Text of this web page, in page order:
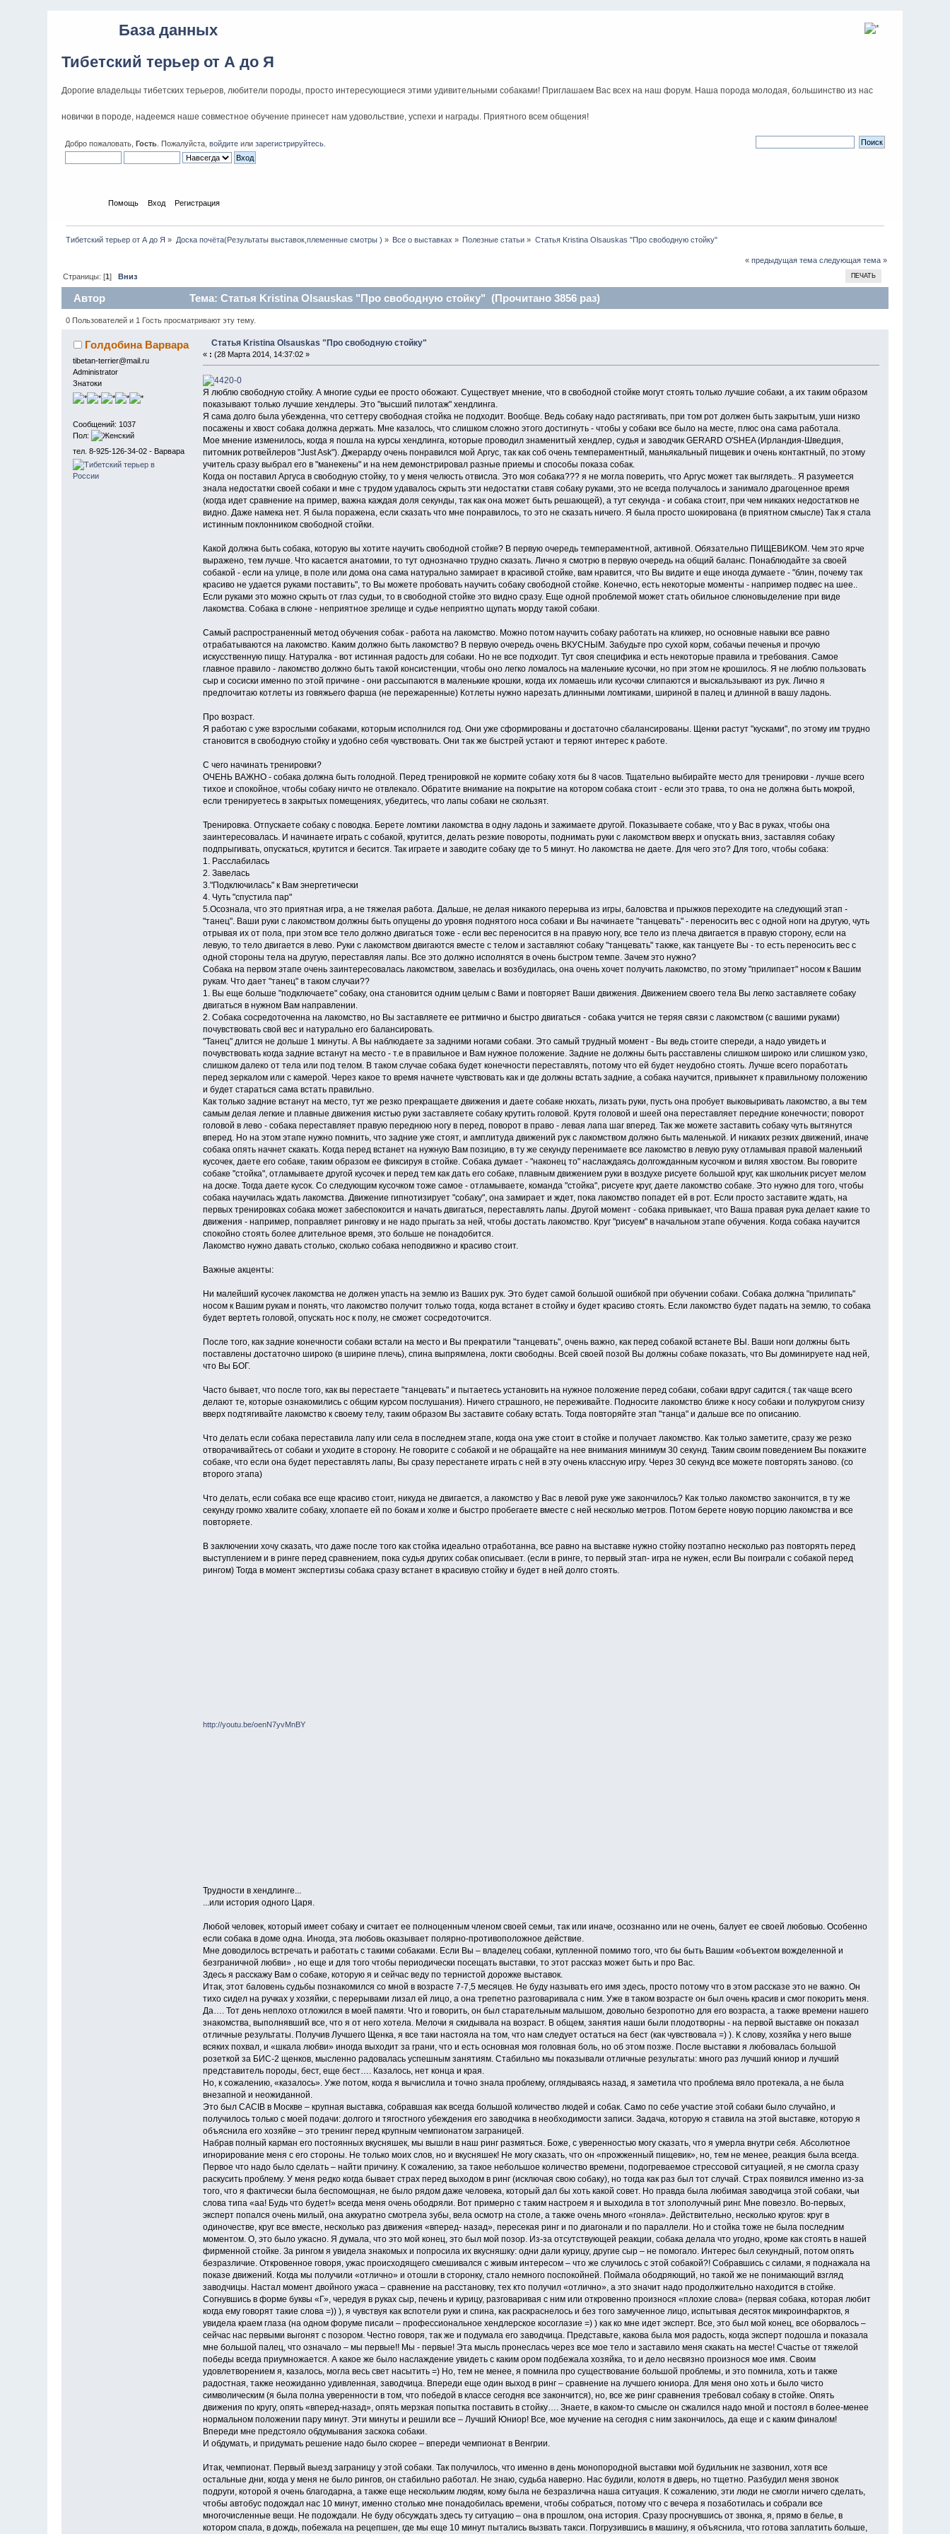
База данных
Тибетский терьер от А до Я
Дорогие владельцы тибетских терьеров, любители породы, просто интересующиеся этими удивительными собаками! Приглашаем Вас всех на наш форум. Наша порода молодая, большинство из нас
новички в породе, надеемся наше совместное обучение принесет нам удовольствие, успехи и награды. Приятного всем общения!
Добро пожаловать,Гость . Пожалуйста,войдите илизарегистрируйтесь
Помощь Вход Регистрация
Тибетский терьер от А до Я » Доска почёта(Результаты выставок,племенные смотры ) » Все о выставках » Полезные статьи » Статья Kristina Olsauskas "Про свободную стойку"
« предыдущая тема следующая тема »
ПЕЧАТЬ
Страницы: [1]Вниз
Автор Тема: Статья Kristina Olsauskas "Про свободную стойку" (Прочитано 3856 раз)
0 Пользователей и 1 Гость просматривают эту тему.
Голдобина Варвара
tibetan-terrier@mail.ru
Administrator
Знатоки
Сообщений: 1037
Пол:
тел. 8-925-126-34-02 - Варвара
Статья Kristina Olsauskas "Про свободную стойку"
« : (28 Марта 2014, 14:37:02 »
Я люблю свободную стойку. А многие судьи ее просто обожают. Существует мнение, что в свободной стойке могут стоять только лучшие собаки, а их таким образом
показывают только лучшие хендлеры. Это "высший пилотаж" хендлинга.
Я сама долго была убежденна, что сеттеру свободная стойка не подходит. Вообще. Ведь собаку надо растягивать, при том рот должен быть закрытым, уши низко
посажены и хвост собака должна держать. Мне казалось, что слишком сложно этого достигнуть - чтобы у собаки все было на месте, плюс она сама работала.
Мое мнение изменилось, когда я пошла на курсы хендлинга, которые проводил знаменитый хендлер, судья и заводчик GERARD O'SHEA (Ирландия-Шведция,
питомник ротвейлеров "Just Ask"). Джерарду очень понравился мой Аргус, так как соб очень темпераментный, маньякальный пищевик и очень контактный, по этому
учитель сразу выбрал его в "манекены" и на нем демонстрировал разные приемы и способы показа собак.
Когда он поставил Аргуса в свободную стойку, то у меня челюсть отвисла. Это моя собака??? я не могла поверить, что Аргус может так выглядеть.. Я разумеется
знала недостатки своей собаки и мне с трудом удавалось скрыть эти недостатки ставя собаку руками, это не всегда получалось и занимало драгоценное время
(когда идет сравнение на пример, важна каждая доля секунды, так как она может быть решающей), а тут секунда - и собака стоит, при чем никаких недостатков не
видно. Даже намека нет. Я была поражена, если сказать что мне понравилось, то это не сказать ничего. Я была просто шокирована (в приятном смысле) Так я стала
истинным поклонником свободной стойки.
Какой должна быть собака, которую вы хотите научить свободной стойке? В первую очередь темпераментной, активной. Обязательно ПИЩЕВИКОМ. Чем это ярче
выражено, тем лучше. Что касается анатомии, то тут однозначно трудно сказать. Лично я смотрю в первую очередь на общий баланс. Понаблюдайте за своей
собакой - если на улице, в поле или дома она сама натурально замирает в красивой стойке, вам нравится, что Вы видите и еще иногда думаете - "блин, почему так
красиво не удается руками поставить", то Вы можете пробовать научить собаку свободной стойке. Конечно, есть некоторые моменты - например подвес на шее..
Если руками это можно скрыть от глаз судьи, то в свободной стойке это видно сразу. Еще одной проблемой может стать обильное слюновыделение при виде
лакомства. Собака в слюне - неприятное зрелище и судье неприятно щупать морду такой собаки.
Самый распространенный метод обучения собак - работа на лакомство. Можно потом научить собаку работать на кликкер, но основные навыки все равно
отрабатываются на лакомство. Каким должно быть лакомство? В первую очередь очень ВКУСНЫМ. Забудьте про сухой корм, собачьи печенья и прочую
искусственную пищу. Натуралка - вот истинная радость для собаки. Но не все подходит. Тут своя специфика и есть некоторые правила и требования. Самое
главное правило - лакомство должно быть такой консистенции, чтобы оно легко ломалось на маленькие кусочки, но при этом не крошилось. Я не люблю пользовать
сыр и сосиски именно по этой причине - они рассыпаются в маленькие крошки, когда их ломаешь или кусочки слипаются и выскальзывают из рук. Лично я
предпочитаю котлеты из говяжьего фарша (не пережаренные) Котлеты нужно нарезать длинными ломтиками, шириной в палец и длинной в вашу ладонь.
Про возраст.
Я работаю с уже взрослыми собаками, которым исполнился год. Они уже сформированы и достаточно сбалансированы. Щенки растут "кусками", по этому им трудно
становится в свободную стойку и удобно себя чувствовать. Они так же быстрей устают и теряют интерес к работе.
С чего начинать тренировки?
ОЧЕНЬ ВАЖНО - собака должна быть голодной. Перед тренировкой не кормите собаку хотя бы 8 часов. Тщательно выбирайте место для тренировки - лучше всего
тихое и спокойное, чтобы собаку ничто не отвлекало. Обратите внимание на покрытие на котором собака стоит - если это трава, то она не должна быть мокрой,
если тренируетесь в закрытых помещениях, убедитесь, что лапы собаки не скользят.
Тренировка. Отпускаете собаку с поводка. Берете ломтики лакомства в одну ладонь и зажимаете другой. Показываете собаке, что у Вас в руках, чтобы она
заинтересовалась. И начинаете играть с собакой, крутится, делать резкие повороты, поднимать руки с лакомством вверх и опускать вниз, заставляя собаку
подпрыгивать, опускаться, крутится и бесится. Так играете и заводите собаку где то 5 минут. Но лакомства не даете. Для чего это? Для того, чтобы собака:
1. Расслабилась
2. Завелась
3."Подключилась" к Вам энергетически
4. Чуть "спустила пар"
5.Осознала, что это приятная игра, а не тяжелая работа. Дальше, не делая никакого перерыва из игры, баловства и прыжков переходите на следующий этап -
"танец". Ваши руки с лакомством должны быть опущены до уровня поднятого носа собаки и Вы начинаете "танцевать" - переносить вес с одной ноги на другую, чуть
отрывая их от пола, при этом все тело должно двигаться тоже - если вес переносится в на правую ногу, все тело из плеча двигается в правую сторону, если на
левую, то тело двигается в лево. Руки с лакомством двигаются вместе с телом и заставляют собаку "танцевать" также, как танцуете Вы - то есть переносить вес с
одной стороны тела на другую, переставляя лапы. Все это должно исполнятся в очень быстром темпе. Зачем это нужно?
Собака на первом этапе очень заинтересовалась лакомством, завелась и возбудилась, она очень хочет получить лакомство, по этому "прилипает" носом к Вашим
рукам. Что дает "танец" в таком случаи??
1. Вы еще больше "подключаете" собаку, она становится одним целым с Вами и повторяет Ваши движения. Движением своего тела Вы легко заставляете собаку
двигаться в нужном Вам направлении.
2. Собака сосредоточенна на лакомство, но Вы заставляете ее ритмично и быстро двигаться - собака учится не теряя связи с лакомством (с вашими руками)
почувствовать свой вес и натурально его балансировать.
"Танец" длится не дольше 1 минуты. А Вы наблюдаете за задними ногами собаки. Это самый трудный момент - Вы ведь стоите спереди, а надо увидеть и
почувствовать когда задние встанут на место - т.е в правильное и Вам нужное положение. Задние не должны быть расставлены слишком широко или слишком узко,
слишком далеко от тела или под телом. В таком случае собака будет конечности переставлять, потому что ей будет неудобно стоять. Лучше всего поработать
перед зеркалом или с камерой. Через какое то время начнете чувствовать как и где должны встать задние, а собака научится, привыкнет к правильному положению
и будет стараться сама встать правильно.
Как только задние встанут на место, тут же резко прекращаете движения и даете собаке нюхать, лизать руки, пусть она пробует выковыривать лакомство, а вы тем
самым делая легкие и плавные движения кистью руки заставляете собаку крутить головой. Крутя головой и шеей она переставляет передние конечности; поворот
головой в лево - собака переставляет правую переднюю ногу в перед, поворот в право - левая лапа шаг вперед. Так же можете заставить собаку чуть вытянутся
вперед. Но на этом этапе нужно помнить, что задние уже стоят, и амплитуда движений рук с лакомством должно быть маленькой. И никаких резких движений, иначе
собака опять начнет скакать. Когда перед встанет на нужную Вам позицию, в ту же секунду перенимаете все лакомство в левую руку отламывая правой маленький
кусочек, даете его собаке, таким образом ее фиксируя в стойке. Собака думает - "наконец то" наслаждаясь долгожданным кусочком и виляя хвостом. Вы говорите
собаке "стойка", отламываете другой кусочек и перед тем как дать его собаке, плавным движением руки в воздухе рисуете большой круг, как школьник рисует мелом
на доске. Тогда даете кусок. Со следующим кусочком тоже самое - отламываете, команда "стойка", рисуете круг, даете лакомство собаке. Это нужно для того, чтобы
собака научилась ждать лакомства. Движение гипнотизирует "собаку", она замирает и ждет, пока лакомство попадет ей в рот. Если просто заставите ждать, на
первых тренировках собака может забеспокоится и начать двигаться, переставлять лапы. Другой момент - собака привыкает, что Ваша правая рука делает какие то
движения - например, поправляет ринговку и не надо прыгать за ней, чтобы достать лакомство. Круг "рисуем" в начальном этапе обучения. Когда собака научится
спокойно стоять более длительное время, это больше не понадобится.
Лакомство нужно давать столько, сколько собака неподвижно и красиво стоит.
Важные акценты:
Ни малейший кусочек лакомства не должен упасть на землю из Ваших рук. Это будет самой большой ошибкой при обучении собаки. Собака должна "прилипать"
носом к Вашим рукам и понять, что лакомство получит только тогда, когда встанет в стойку и будет красиво стоять. Если лакомство будет падать на землю, то собака
будет вертеть головой, опускать нос к полу, не сможет сосредоточится.
После того, как задние конечности собаки встали на место и Вы прекратили "танцевать", очень важно, как перед собакой встанете ВЫ. Ваши ноги должны быть
поставлены достаточно широко (в ширине плечь), спина выпрямлена, локти свободны. Всей своей позой Вы должны собаке показать, что Вы доминируете над ней,
что Вы БОГ.
Часто бывает, что после того, как вы перестаете "танцевать" и пытаетесь установить на нужное положение перед собаки, собаки вдруг садится.( так чаще всего
делают те, которые ознакомились с общим курсом послушания). Ничего страшного, не переживайте. Подносите лакомство ближе к носу собаки и полукругом снизу
вверх подтягивайте лакомство к своему телу, таким образом Вы заставите собаку встать. Тогда повторяйте этап "танца" и дальше все по описанию.
Что делать если собака переставила лапу или села в последнем этапе, когда она уже стоит в стойке и получает лакомство. Как только заметите, сразу же резко
отворачивайтесь от собаки и уходите в сторону. Не говорите с собакой и не обращайте на нее внимания минимум 30 секунд. Таким своим поведением Вы покажите
собаке, что если она будет переставлять лапы, Вы сразу перестанете играть с ней в эту очень классную игру. Через 30 секунд все можете повторять заново. (со
второго этапа)
Что делать, если собака все еще красиво стоит, никуда не двигается, а лакомство у Вас в левой руке уже закончилось? Как только лакомство закончится, в ту же
секунду громко хвалите собаку, хлопаете ей по бокам и холке и быстро пробегаете вместе с ней несколько метров. Потом берете новую порцию лакомства и все
повторяете.
В заключении хочу сказать, что даже после того как стойка идеально отработанна, все равно на выставке нужно стойку поэтапно несколько раз повторять перед
выступлением и в ринге перед сравнением, пока судья других собак описывает. (если в ринге, то первый этап- игра не нужен, если Вы поиграли с собакой перед
рингом) Тогда в момент экспертизы собака сразу встанет в красивую стойку и будет в ней долго стоять.
http://youtu.be/oenN7yvMnBY
Трудности в хендлинге...
...или история одного Царя.
Любой человек, который имеет собаку и считает ее полноценным членом своей семьи, так или иначе, осознанно или не очень, балует ее своей любовью. Особенно
если собака в доме одна. Иногда, эта любовь оказывает полярно-противоположное действие.
Мне доводилось встречать и работать с такими собаками. Если Вы – владелец собаки, купленной помимо того, что бы быть Вашим «объектом вожделенной и
безграничной любви» , но еще и для того чтобы периодически посещать выставки, то этот рассказ может быть и про Вас.
Здесь я расскажу Вам о собаке, которую я и сейчас веду по тернистой дорожке выставок.
Итак, этот баловень судьбы познакомился со мной в возрасте 7-7,5 месяцев. Не буду называть его имя здесь, просто потому что в этом рассказе это не важно. Он
тихо сидел на ручках у хозяйки, с перерывами лизал ей лицо, а она трепетно разговаривала с ним. Уже в таком возрасте он был очень красив и смог покорить меня.
Да…. Тот день неплохо отложился в моей памяти. Что и говорить, он был старательным малышом, довольно безропотно для его возраста, а также времени нашего
знакомства, выполнявший все, что я от него хотела. Мелочи я скидывала на возраст. В общем, занятия наши были плодотворны - на первой выставке он показал
отличные результаты. Получив Лучшего Щенка, я все таки настояла на том, что нам следует остаться на бест (как чувствовала =) ). К слову, хозяйка у него выше
всяких похвал, и «шкала любви» иногда выходит за грани, что и есть основная моя головная боль, но об этом позже. После выставки я любовалась большой
розеткой за БИС-2 щенков, мысленно радовалась успешным занятиям. Стабильно мы показывали отличные результаты: много раз лучший юниор и лучший
представитель породы, бест, еще бест…. Казалось, нет конца и края.
Но, к сожалению, «казалось». Уже потом, когда я вычислила и точно знала проблему, оглядываясь назад, я заметила что проблема вяло протекала, а не была
внезапной и неожиданной.
Это был CACIB в Москве – крупная выставка, собравшая как всегда большой количество людей и собак. Само по себе участие этой собаки было случайно, и
получилось только с моей подачи: долгого и тягостного убеждения его заводчика в необходимости записи. Задача, которую я ставила на этой выставке, которую я
объяснила его хозяйке – это тренинг перед крупным чемпионатом заграницей.
Набрав полный карман его постоянных вкусняшек, мы вышли в наш ринг размяться. Боже, с уверенностью могу сказать, что я умерла внутри себя. Абсолютное
игнорирование меня с его стороны. Не только моих слов, но и вкусняшек! Не могу сказать, что он «прожженный пищевик», но, тем не менее, реакция была всегда.
Первое что надо было сделать – найти причину. К сожалению, за такое небольшое количество времени, подогреваемое стрессовой ситуацией, я не смогла сразу
раскусить проблему. У меня редко когда бывает страх перед выходом в ринг (исключая свою собаку), но тогда как раз был тот случай. Страх появился именно из-за
того, что я фактически была беспомощная, не было рядом даже человека, который дал бы хоть какой совет. Но правда была любимая заводчица этой собаки, чьи
слова типа «аа! Будь что будет!» всегда меня очень ободряли. Вот примерно с таким настроем я и выходила в тот злополучный ринг. Мне повезло. Во-первых,
эксперт попался очень милый, она аккуратно смотрела зубы, вела осмотр на столе, а также очень много «гоняла». Действительно, несколько кругов: круг в
одиночестве, круг все вместе, несколько раз движения «вперед- назад», пересекая ринг и по диагонали и по параллели. Но и стойка тоже не была последним
моментом. О, это было ужасно. Я думала, что это мой конец, это был мой позор. Из-за отсутствующей реакции, собака делала что угодно, кроме как стоять в нашей
фирменной стойке. За рингом я увидела знакомых и попросила их вкусняшку: одни дали курицу, другие сыр – не помогало. Интерес был секундный, потом опять
безразличие. Откровенное говоря, ужас происходящего смешивался с живым интересом – что же случилось с этой собакой?! Собравшись с силами, я поднажала на
показе движений. Когда мы получили «отлично» и отошли в сторонку, стало немного поспокойней. Поймала ободряющий, но такой же не понимающий взгляд
заводчицы. Настал момент двойного ужаса – сравнение на расстановку, тех кто получил «отлично», а это значит надо продолжительно находится в стойке.
Согнувшись в форме буквы «Г», чередуя в руках сыр, печень и курицу, разговаривая с ним или откровенно произнося «плохие слова» (первая собака, которая любит
когда ему говорят такие слова =)) ), я чувствуя как вспотели руки и спина, как раскраснелось и без того замученное лицо, испытывая десяток микроинфарктов, я
увидела краем глаза (на одном форуме писали – профессиональное хендлерское косоглазие =) ) как ко мне идет эксперт. Все, это был мой конец, все оборвалось –
сейчас нас первыми выгонят с позором. Честно говоря, так же и подумала его заводчица. Представьте, какова была моя радость, когда эксперт подошла и показала
мне большой палец, что означало – мы первые!! Мы - первые! Эта мысль пронеслась через все мое тело и заставило меня скакать на месте! Счастье от тяжелой
победы всегда приумножается. А какое же было наслаждение увидеть с каким ором подбежала хозяйка, то и дело несвязно произнося мое имя. Своим
удовлетворением я, казалось, могла весь свет насытить =) Но, тем не менее, я помнила про существование большой проблемы, и это помнила, хоть и также
радостная, также неожиданно удивленная, заводчица. Впереди еще один выход в ринг – сравнение на лучшего юниора. Для меня оно хоть и было чисто
символическим (я была полна уверенности в том, что победой в классе сегодня все закончится), но, все же ринг сравнения требовал собаку в стойке. Опять
движения по кругу, опять «вперед-назад», опять мерзкая попытка поставить в стойку…. Знаете, в каком-то смысле он сжалился надо мной и постоял в более-менее
нормальном положении пару минут. Эти минуты и решили все – Лучший Юниор! Все, мое мучение на сегодня с ним закончилось, да еще и с каким финалом!
Впереди мне предстояло обдумывания заскока собаки.
И обдумать, и придумать решение надо было скорее – впереди чемпионат в Венгрии.
Итак, чемпионат. Первый выезд заграницу у этой собаки. Так получилось, что именно в день монопородной выставки мой будильник не зазвонил, хотя все
остальные дни, когда у меня не было рингов, он стабильно работал. Не знаю, судьба наверно. Нас будили, колотя в дверь, но тщетно. Разбудил меня звонок
подруги, которой я очень благодарна, а также еще нескольким людям, кому была не безразлична наша ситуация. К сожалению, эти люди не смогли ничего сделать,
чтобы автобус подождал нас 10 минут, именно столько мне понадобилась времени, чтобы собраться, потому что с вечера я позаботилась и собрали все
многочисленные вещи. Не подождали. Не буду обсуждать здесь ту ситуацию – она в прошлом, она история. Сразу проснувшись от звонка, я, прямо в белье, в
котором спала, в дождь, побежала на рецепшен, где мы еще 10 минут пытались вызвать такси. Погрузившись в машину, я объяснила, что готова заплатить больше,